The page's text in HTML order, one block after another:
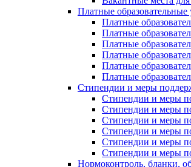
Платные образовательные
Платные
Платные
Платные
Платные
Платные
Платные
Стипендии и меры
Стипендии и меры
Стипендии и меры
Стипендии и меры
Стипендии и меры
Стипендии и меры
Стипендии и меры
Нормоконтроль, бланки,